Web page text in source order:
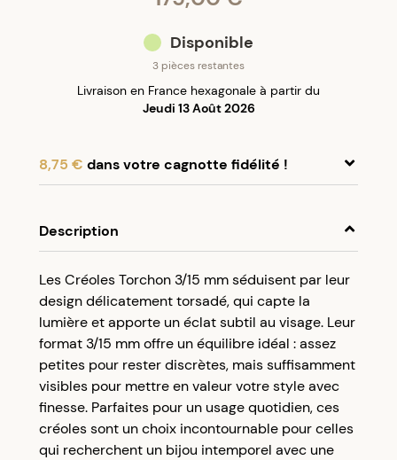
Disponible
3 pièces restantes
Livraison en France hexagonale à partir du
Jeudi 13 Août 2026
8,75 € dans votre cagnotte fidélité !
compte client et cumulez 5% de vos achats dans
votre cagnotte fidélité sans minimum d’achat.
Utilisez votre cagnotte de fidélité dès votre
prochaine commande à partir de 50€ d’achats.
Description
Les Créoles Torchon 3/15 mm séduisent par leur
design délicatement torsadé, qui capte la
lumière et apporte un éclat subtil au visage. Leur
format 3/15 mm offre un équilibre idéal : assez
petites pour rester discrètes, mais suffisamment
visibles pour mettre en valeur votre style avec
finesse. Parfaites pour un usage quotidien, ces
créoles sont un choix incontournable pour celles
qui recherchent un bijou intemporel avec une